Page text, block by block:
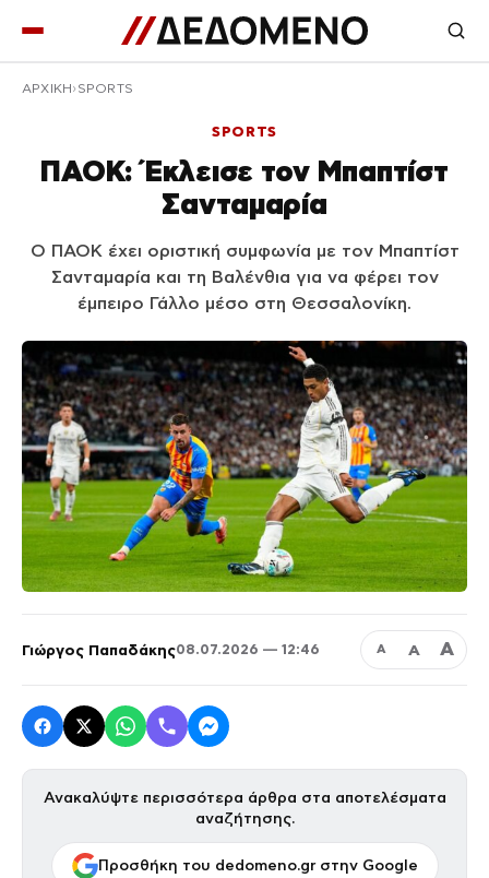
ΑΡΧΙΚΉ SPORTS
SPORTS
ΠΑΟΚ: Έκλεισε τον Μπαπτίστ
Σανταμαρία
Ο ΠΑΟΚ έχει οριστική συμφωνία με τον Μπαπτίστ
Σανταμαρία και τη Βαλένθια για να φέρει τον
έμπειρο Γάλλο μέσο στη Θεσσαλονίκη.
Γιώργος Παπαδάκης08.07.2026 — 12:46 Α Α Α
Ανακαλύψτε περισσότερα άρθρα στα αποτελέσματα
αναζήτησης.
Προσθήκη του dedomeno.gr στην Google